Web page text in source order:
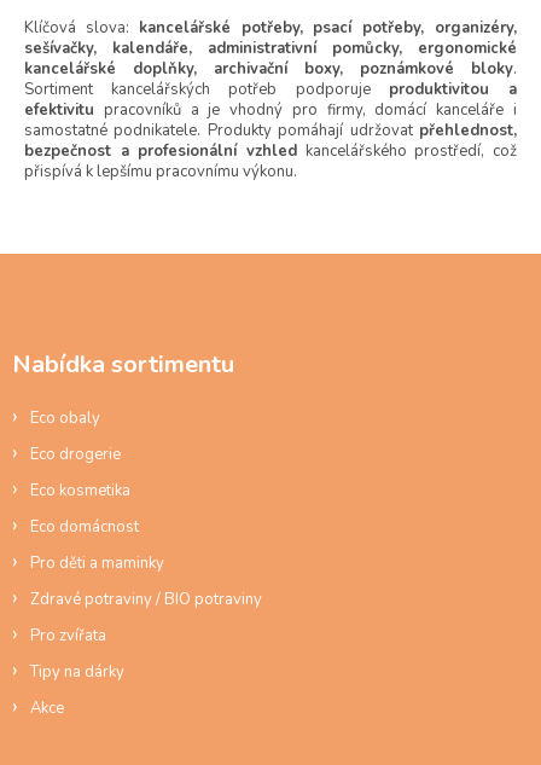
k
y
v
ý
p
i
s
u
Klíčová slova: kancelářské potřeby, psací potřeby, organizéry,
sešívačky, kalendáře, administrativní pomůcky, ergonomické
kancelářské doplňky, archivační boxy, poznámkové bloky.
Sortiment kancelářských potřeb podporuje produktivitou a
efektivitu pracovníků a je vhodný pro firmy, domácí kanceláře i
samostatné podnikatele. Produkty pomáhají udržovat přehlednost,
bezpečnost a profesionální vzhled kancelářského prostředí, což
přispívá k lepšímu pracovnímu výkonu.
Nabídka sortimentu
Eco obaly
Eco drogerie
Eco kosmetika
Eco domácnost
Pro děti a maminky
Zdravé potraviny / BIO potraviny
Pro zvířata
Tipy na dárky
Akce